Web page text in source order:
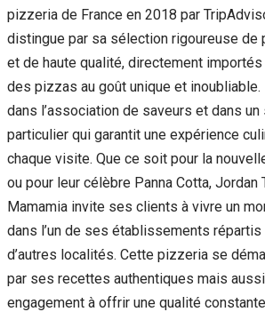
pizzeria de France en 2018 par
distingue par sa sélection rigoureuse de
et de haute qualité, directement
des pizzas au goût unique et
dans l’association de saveurs et dans
particulier qui garantit une expérience
chaque visite. Que ce soit pour la
ou pour leur célèbre Panna Cotta, Jordan
Mamamia invite ses clients à vivre un
dans l’un de ses établissements
d’autres localités. Cette pizzeria se
par ses recettes authentiques mais
engagement à offrir une qualité